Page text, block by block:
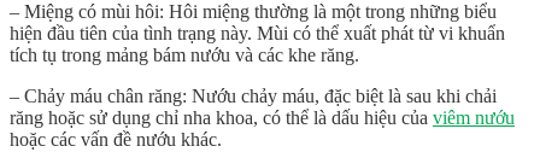
– Miệng có mùi hôi: Hôi miệng thường là một trong những biểu
hiện đầu tiên của tình trạng này. Mùi có thể xuất phát từ vi khuẩn
tích tụ trong mảng bám nướu và các khe răng.
– Chảy máu chân răng: Nướu chảy máu, đặc biệt là sau khi chải
răng hoặc sử dụng chỉ nha khoa, có thể là dấu hiệu của viêm nướu
hoặc các vấn đề nướu khác.